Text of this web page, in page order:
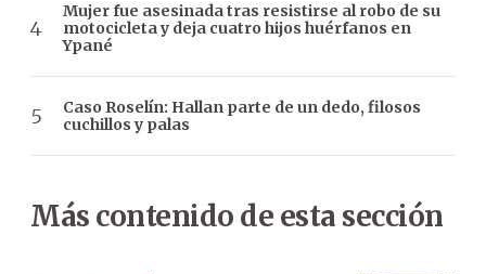
Mujer fue asesinada tras resistirse al robo de su
motocicleta y deja cuatro hijos huérfanos en
Ypané
Caso Roselín: Hallan parte de un dedo, filosos
cuchillos y palas
Más contenido de esta sección